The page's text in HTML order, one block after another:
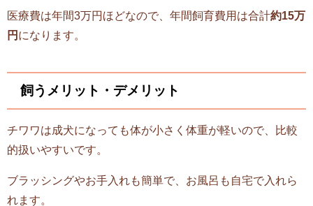
医療費は年間3万円ほどなので、年間飼育費用は合計約15万
円 になります。
飼うメリット・デメリット
チワワは成犬になっても体が小さく体重が軽いので、比較
的扱いやすいです。
ブラッシングやお手入れも簡単で、お風呂も自宅で入れら
れます。